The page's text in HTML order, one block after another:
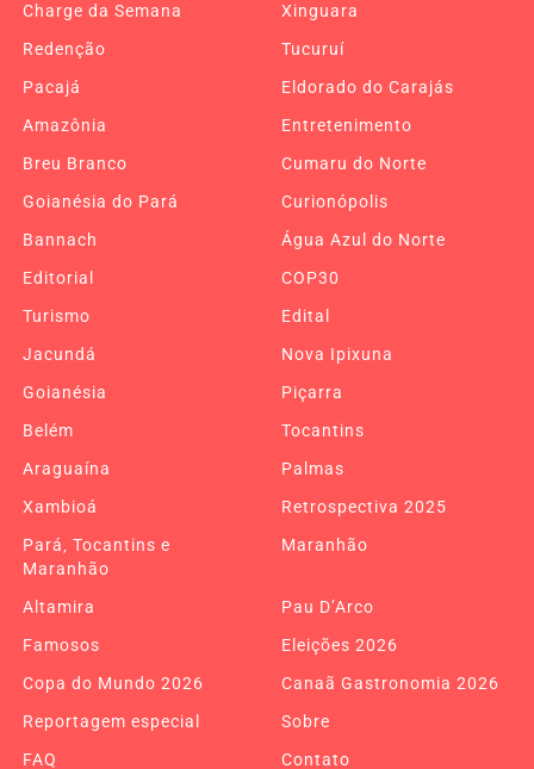
Charge da Semana
Xinguara
Redenção
Tucuruí
Pacajá
Eldorado do Carajás
Amazônia
Entretenimento
Breu Branco
Cumaru do Norte
Goianésia do Pará
Curionópolis
Bannach
Água Azul do Norte
Editorial
COP30
Turismo
Edital
Jacundá
Nova Ipixuna
Goianésia
Piçarra
Belém
Tocantins
Araguaína
Palmas
Xambioá
Retrospectiva 2025
Pará, Tocantins e
Maranhão
Maranhão
Altamira
Pau D’Arco
Famosos
Eleições 2026
Copa do Mundo 2026
Canaã Gastronomia 2026
Reportagem especial
Sobre
FAQ
Contato